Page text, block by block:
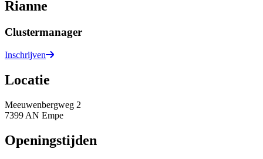
Rianne
Clustermanager
Inschrijven
Locatie
Meeuwenbergweg 2
7399 AN Empe
Openingstijden